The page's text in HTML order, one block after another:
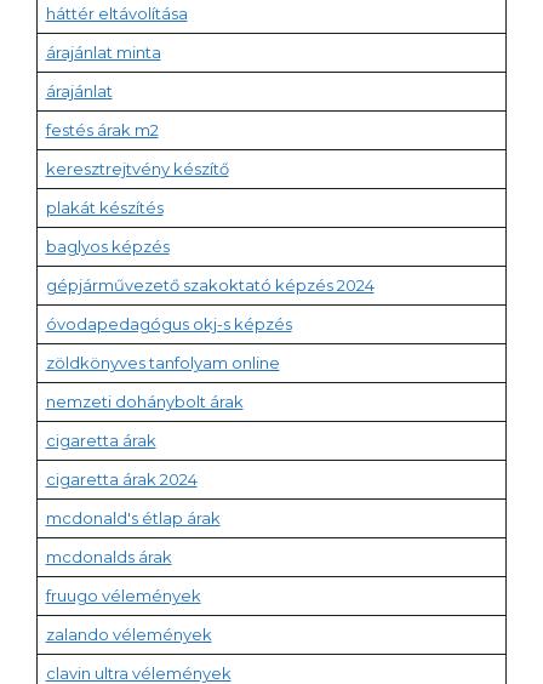
háttér eltávolítása
árajánlat minta
árajánlat
festés árak m2
keresztrejtvény készítő
plakát készítés
baglyos képzés
gépjárművezető szakoktató képzés 2024
óvodapedagógus okj-s képzés
zöldkönyves tanfolyam online
nemzeti dohánybolt árak
cigaretta árak
cigaretta árak 2024
mcdonald's étlap árak
mcdonalds árak
fruugo vélemények
zalando vélemények
clavin ultra vélemények